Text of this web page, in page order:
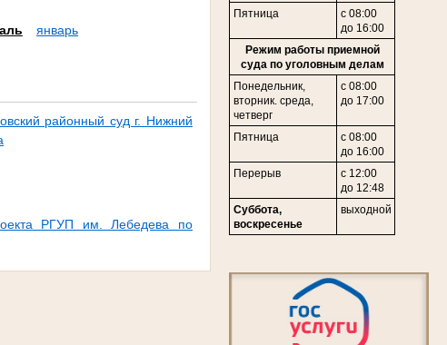
Пятница
с 08:00
до 16:00
Режим работы приемной
суда по уголовным делам
Понедельник,
вторник. среда,
четверг
с 08:00
до 17:00
Пятница
с 08:00
до 16:00
Перерыв
с 12:00
до 12:48
Суббота,
воскресенье
выходной
январь
районный суд г. Нижний
РГУП им. Лебедева по